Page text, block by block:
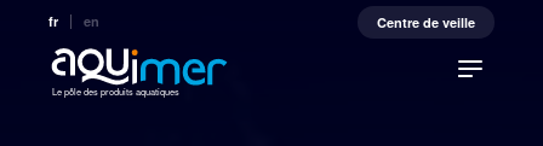
fr en Centre de veille
Le pôle des produits aquatiques